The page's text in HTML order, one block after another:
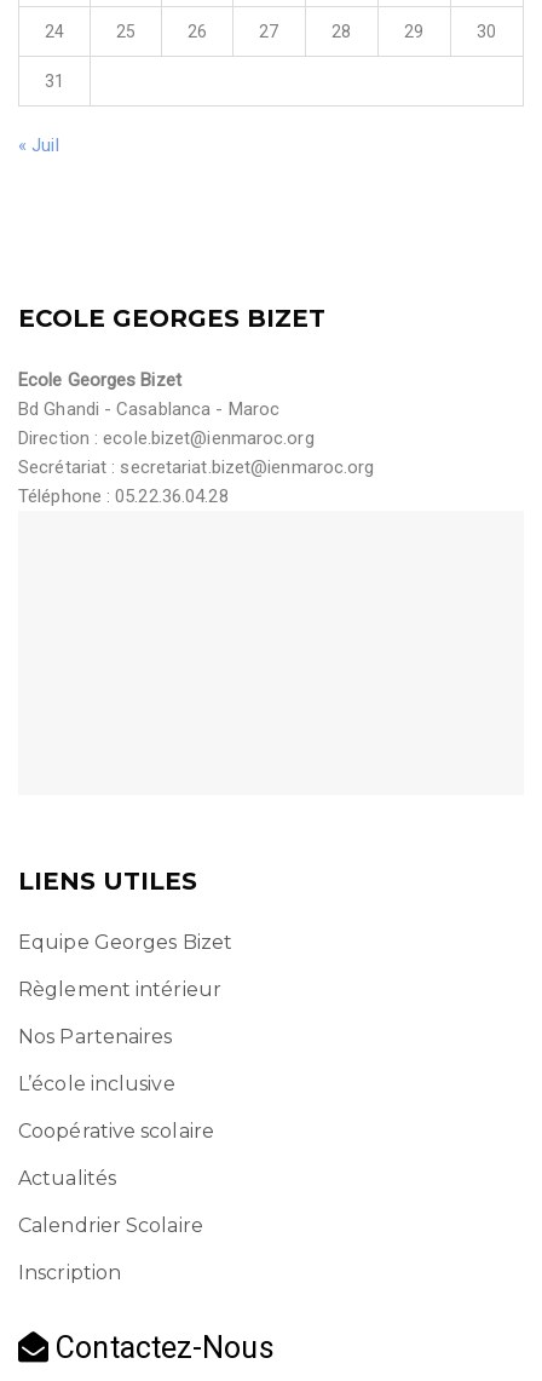
24 25 26 27 28 29 30
31
« Juil
ECOLE GEORGES BIZET
Ecole Georges Bizet
Bd Ghandi - Casablanca - Maroc
Direction :ecole.bizet@ienmaroc.org
Secrétariat : secretariat.bizet@ienmaroc.org
Téléphone : 05.22.36.04.28
LIENS UTILES
Equipe Georges Bizet
Règlement intérieur
Nos Partenaires
L’école inclusive
Coopérative scolaire
Actualités
Calendrier Scolaire
Inscription
Contactez-Nous